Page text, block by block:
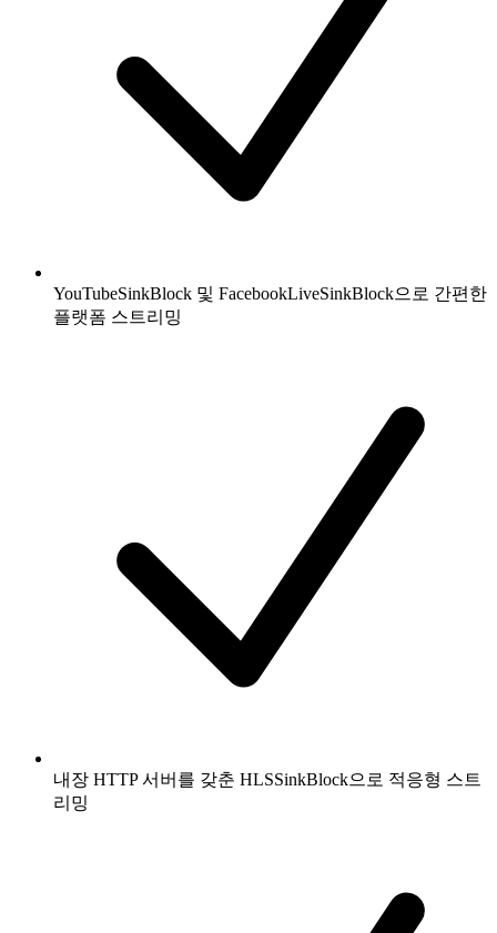
YouTubeSinkBlock 및 FacebookLiveSinkBlock으로 간편한
플랫폼 스트리밍
내장 HTTP 서버를 갖춘 HLSSinkBlock으로 적응형 스트
리밍